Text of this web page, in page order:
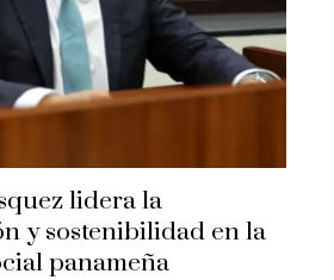
lidera la
y sostenibilidad en la
panameña